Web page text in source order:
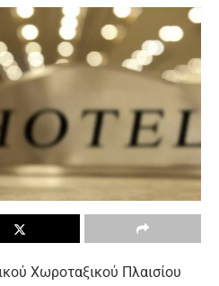
Χωροταξικού Πλαισίου